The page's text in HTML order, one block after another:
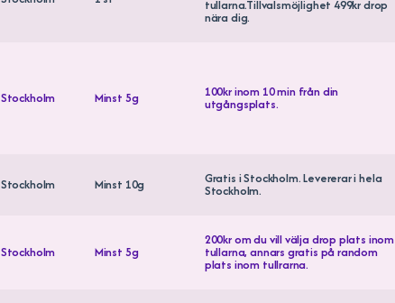
tullarna.Tillvalsmöjlighet 499kr drop
nära dig.
Stockholm Minst 5g 100kr inom 10 min från din
utgångsplats.
Stockholm Minst 10g Gratis i Stockholm. Levererar i hela
Stockholm.
Stockholm Minst 5g
200kr om du vill välja drop plats inom
tullarna, annars gratis på random
plats inom tullrarna.